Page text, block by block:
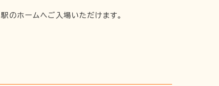
のホームへご入場いただけます。